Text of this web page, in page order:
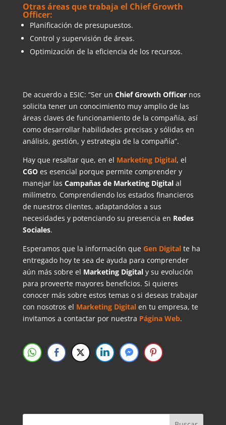
Otras áreas que trabaja el Chief Growth
Officer:
Planificación de presupuestos.
Control y supervisión de áreas.
Optimización de la eficiencia de los recursos.
De acuerdo a ESIC: “Ser un Chief Growth Officer nos
solicita tener un conocimiento muy amplio de las
áreas claves de funcionamiento de la compañía, así
como desarrollar habilidades precisas y sólidas en
análisis, gestión, y estrategia de la compañía”.
Hay que resaltar que, en el Marketing Digital, el
CGO es esencial porque permite comprender y
manejar las Campañas de Marketing Digitalal
milímetro. Comprendiendo los estados financieros
de nuestros clientes, adaptandolos a sus
necesidades y potenciando su presencia en Redes
Sociales.
Esperamos que la información que Gen Digital te ha
entregado hoy te sea de ayuda para comprender
aún más sobre el Marketing Digitaly su evolución
para proveerte mayores beneficios. Si quieres
conocer más sobre estos temas o si deseas trabajar
con nosotros el Marketing Digitalen tu empresa, te
invitamos a contactar por nuestra Página Web.